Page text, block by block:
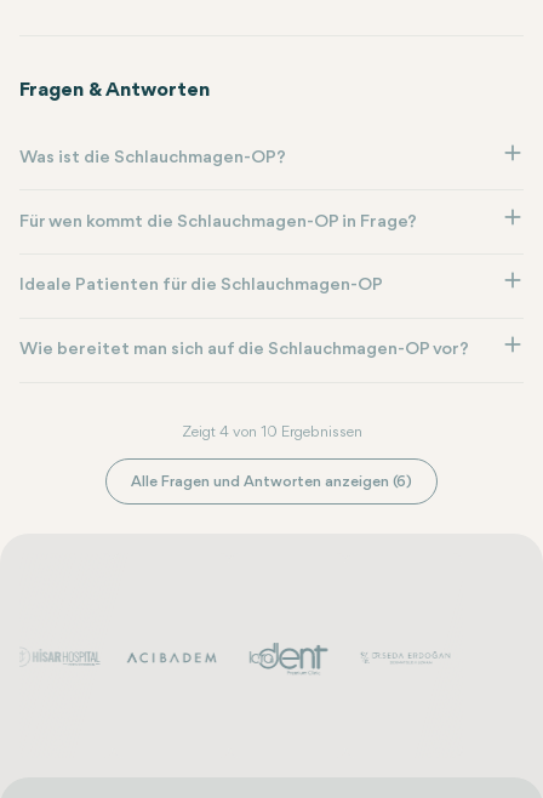
Fragen & Antworten
Was ist die Schlauchmagen-OP?
Für wen kommt die Schlauchmagen-OP in Frage?
Ideale Patienten für die Schlauchmagen-OP
Wie bereitet man sich auf die Schlauchmagen-OP vor?
Zeigt 4 von 10 Ergebnissen
Alle Fragen und Antworten anzeigen (6)